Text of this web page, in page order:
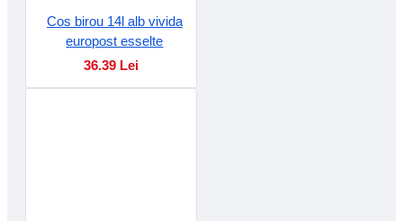
Cos birou 14l alb vivida
europost esselte
36.39 Lei